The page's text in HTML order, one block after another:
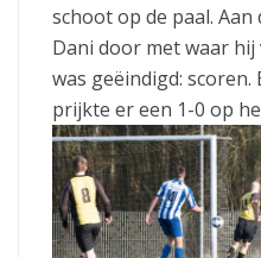
schoot op de paal.
Dani door met waar
was geëindigd: scoren.
prijkte er een 1-0 op